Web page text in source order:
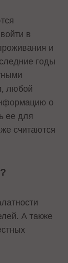
в
и
годы
любой
о
ее для
считаются
А также